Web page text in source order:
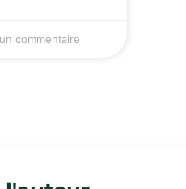
commentaire